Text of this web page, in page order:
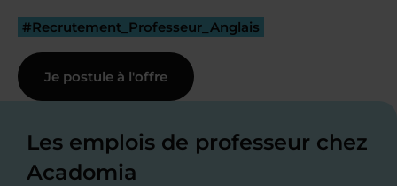
#Recrutement_Professeur_Anglais
Je postule à l'offre
Les emplois de professeur chez
Acadomia